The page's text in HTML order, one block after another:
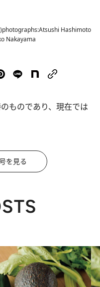
Hashimoto
Nakayama
ものであり、現在では
を見る